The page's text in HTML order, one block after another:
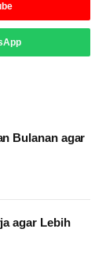
Bulanan agar
agar Lebih